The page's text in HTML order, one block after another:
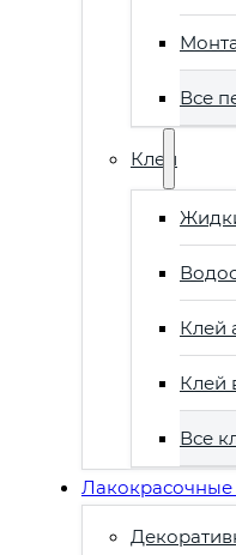
Все
Клеи
Клей
Клей
Все